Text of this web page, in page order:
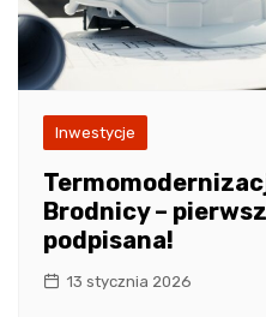
Inwestycje
Brodnicy –
podpisana!
13 stycznia 2026